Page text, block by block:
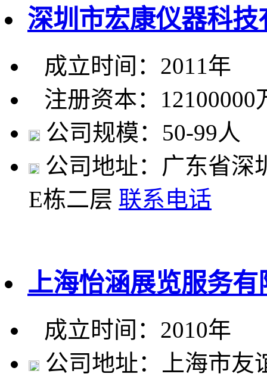
深圳市宏康仪器科技
成立时间：2011年
注册资本：12100000
公司规模：50-99人
公司地址：广东省深
E栋二层 联系电话
上海怡涵展览服务有
成立时间：2010年
公司地址：上海市友